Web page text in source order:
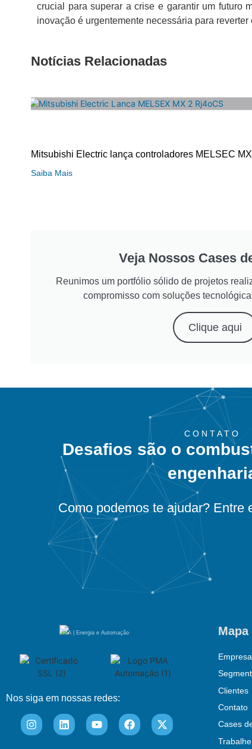
crucial para superar a crise e garantir um futuro
inovação é urgentemente necessária para
Notícias Relacionadas
Mitsubishi Electric lança controladores MELSEC MX
Saiba Mais
Veja Nossos Cases
Reunimos um portfólio sólido de projetos
compromisso com soluções
Clique aqui
CONTATO
Desafios são o
Como podemos te ajudar? Entre
PMA | Energia e Automação
Nos siga em nossas redes:
Empresa
Clientes
Contato
Cases